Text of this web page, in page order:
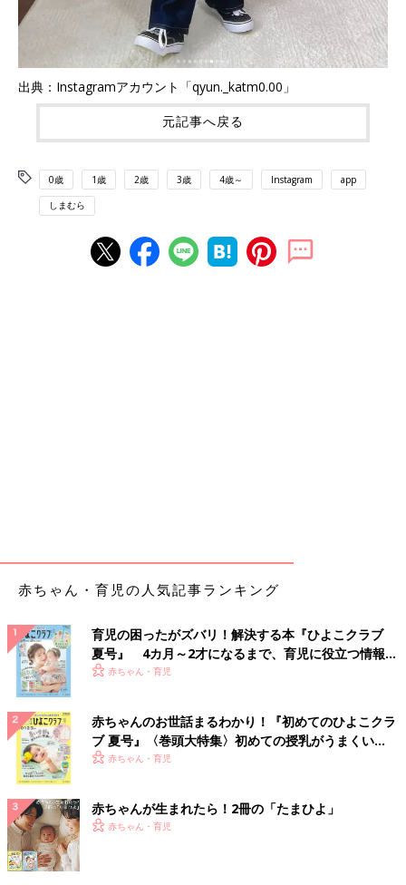
出典：Instagramアカウント「qyun._katm0.00」
元記事へ戻る
0歳 1歳 2歳 3歳 4歳～ Instagram app
しまむら
赤ちゃん・育児の人気記事ランキング
育児の困ったがズバリ！解決する本『ひよこクラブ
夏号』 4カ月～2才になるまで、育児に役立つ情報が
いっぱい！
赤ちゃん・育児
赤ちゃんのお世話まるわかり！『初めてのひよこクラ
ブ 夏号』〈巻頭大特集〉初めての授乳がうまくい
く！ おっぱい・ミルクの基本と夏のトラブル 解決テ
赤ちゃん・育児
赤ちゃんが生まれたら！2冊の「たまひよ」
赤ちゃん・育児